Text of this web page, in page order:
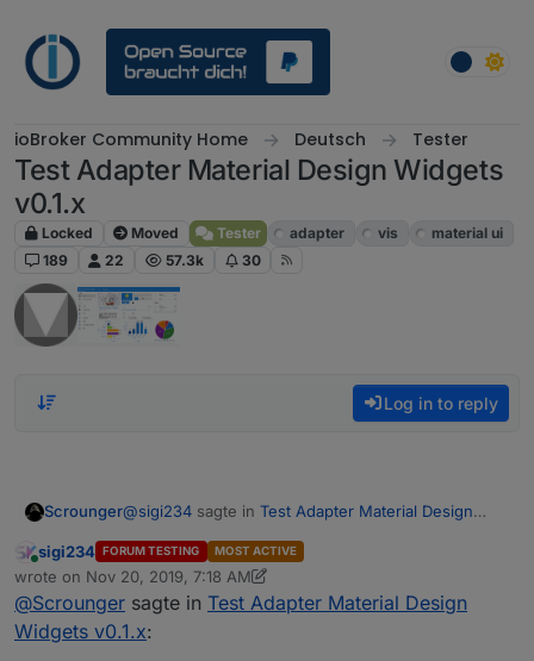
ioBroker Community Home Deutsch Tester
Test Adapter Material Design Widgets
v0.1.x
Locked Moved Tester adapter vis
material ui
189
22 57.3k 30
Log in to reply
Scrounger@sigi234 sagte in Test Adapter Material Design
@Scroungersagte in
Design Widgets v0.1.x:
Ja kann ich heute Abend machen.
Online
sigi234 FORUM TESTING MOST ACTIVE
wrote on Nov 20, 2019, 7:18 AM
last edited by sigi234Nov 20, 2019, 8:18 AM
@Scrounger sagte in Test Adapter Material Design
Widgets v0.1.x: